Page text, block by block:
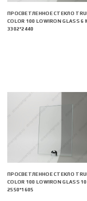
ПРОСВЕТЛЕННОЕ СТЕКЛО
COLOR 100 LOWIRON GLASS
3302*2440
ПРОСВЕТЛЕННОЕ СТЕКЛО
COLOR 100 LOWIRON GLASS
2550*1605